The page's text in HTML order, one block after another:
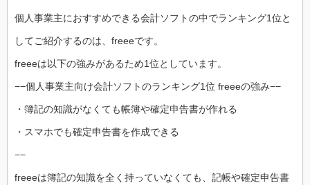
個人事業主におすすめできる会計ソフトの中でランキング1位と
してご紹介するのは、freeeです。
freeeは以下の強みがあるため1位としています。
−−個人事業主向け会計ソフトのランキング1位 freeeの強み−−
・簿記の知識がなくても帳簿や確定申告書が作れる
・スマホでも確定申告書を作成できる
−−
freeeは簿記の知識を全く持っていなくても、記帳や確定申告書